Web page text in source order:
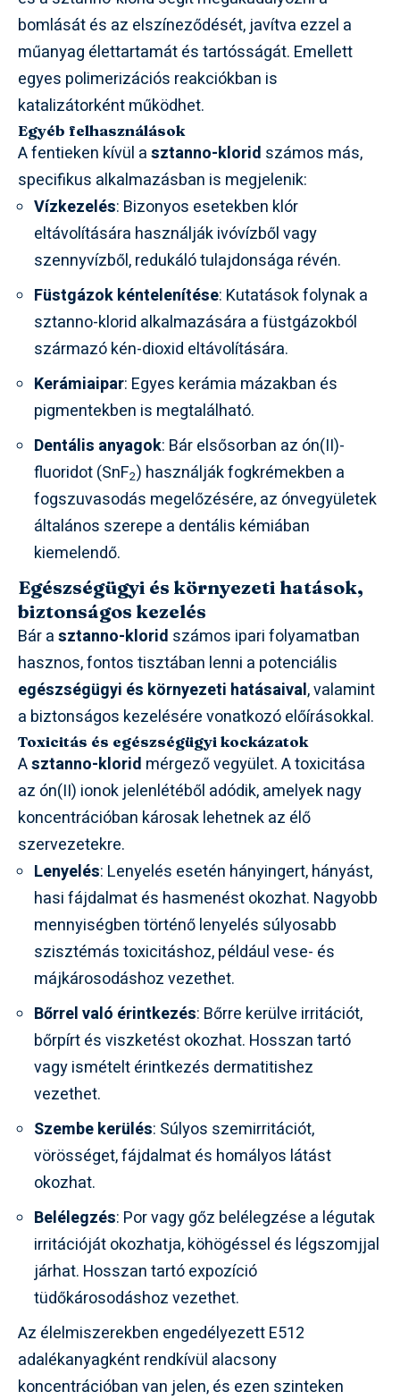
bomlását és az elszíneződését, javítva ezzel a
műanyag élettartamát és tartósságát. Emellett
egyes polimerizációs reakciókban is
katalizátorként működhet.
Egyéb felhasználások
A fentieken kívül asztanno-klorid számos más,
specifikus alkalmazásban is megjelenik:
Vízkezelés: Bizonyos esetekben klór
eltávolítására használják ivóvízből vagy
szennyvízből, redukáló tulajdonsága révén.
Füstgázok kéntelenítése: Kutatások folynak a
sztanno-klorid alkalmazására a füstgázokból
származó kén-dioxid eltávolítására.
Kerámiaipar: Egyes kerámia mázakban és
pigmentekben is megtalálható.
Dentális anyagok: Bár elsősorban az ón(II)-
fluoridot (SnF2) használják fogkrémekben a
fogszuvasodás megelőzésére, az ónvegyületek
általános szerepe a dentális kémiában
kiemelendő.
Egészségügyi és környezeti hatások,
biztonságos kezelés
Bár asztanno-klorid számos ipari folyamatban
hasznos, fontos tisztában lenni a potenciális
egészségügyi és környezeti hatásaival, valamint
a biztonságos kezelésére vonatkozó előírásokkal.
Toxicitás és egészségügyi kockázatok
Asztanno-klorid mérgező vegyület. A toxicitása
az ón(II) ionok jelenlétéből adódik, amelyek nagy
koncentrációban károsak lehetnek az élő
szervezetekre.
Lenyelés: Lenyelés esetén hányingert, hányást,
hasi fájdalmat és hasmenést okozhat. Nagyobb
mennyiségben történő lenyelés súlyosabb
szisztémás toxicitáshoz, például vese- és
májkárosodáshoz vezethet.
Bőrrel való érintkezés: Bőrre kerülve irritációt,
bőrpírt és viszketést okozhat. Hosszan tartó
vagy ismételt érintkezés dermatitishez
vezethet.
Szembe kerülés: Súlyos szemirritációt,
vörösséget, fájdalmat és homályos látást
okozhat.
Belélegzés: Por vagy gőz belélegzése a légutak
irritációját okozhatja, köhögéssel és légszomjjal
járhat. Hosszan tartó expozíció
tüdőkárosodáshoz vezethet.
Az élelmiszerekben engedélyezett E512
adalékanyagként rendkívül alacsony
koncentrációban van jelen, és ezen szinteken